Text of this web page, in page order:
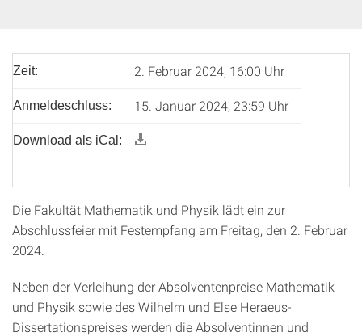
Zeit: 2. Februar 2024, 16:00 Uhr
Anmeldeschluss: 15. Januar 2024, 23:59 Uhr
Download als iCal:
Die Fakultät Mathematik und Physik lädt ein zur
Abschlussfeier mit Festempfang am Freitag, den 2. Februar
2024.
Neben der Verleihung der Absolventenpreise Mathematik
und Physik sowie des Wilhelm und Else Heraeus-
Dissertationspreises werden die Absolventinnen und